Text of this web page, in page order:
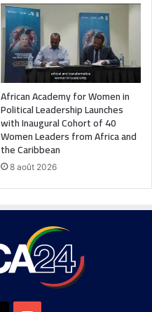
African Academy for Women in
Political Leadership Launches
with Inaugural Cohort of 40
Women Leaders from Africa and
the Caribbean
8 août 2026